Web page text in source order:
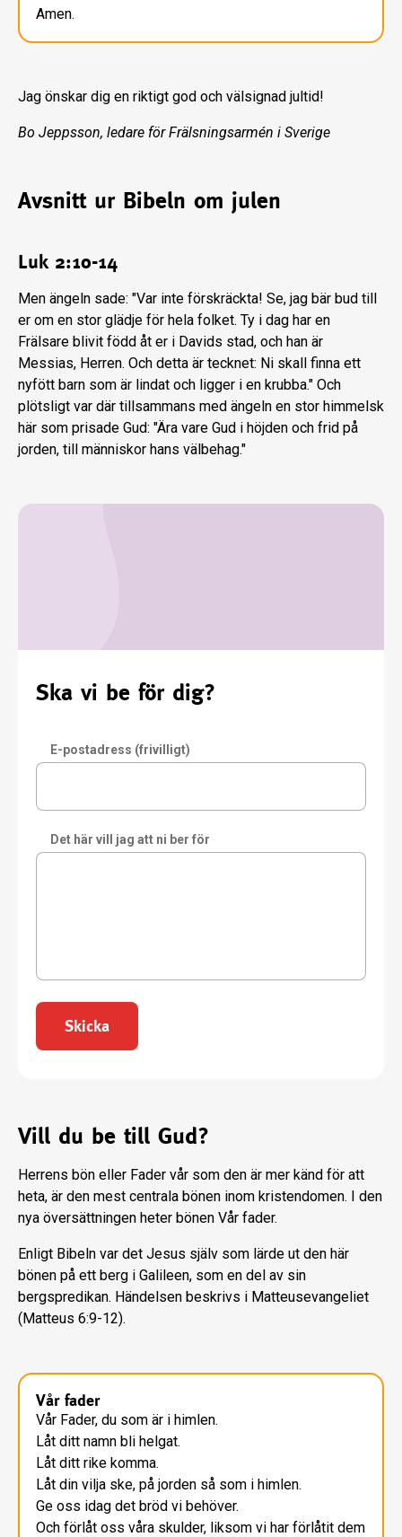
Amen.
Jag önskar dig en riktigt god och välsignad jultid!
Bo Jeppsson, ledare för Frälsningsarmén i Sverige
Avsnitt ur Bibeln om julen
Luk 2:10-14
Men ängeln sade: "Var inte förskräckta! Se, jag bär bud till
er om en stor glädje för hela folket. Ty i dag har en
Frälsare blivit född åt er i Davids stad, och han är
Messias, Herren. Och detta är tecknet: Ni skall finna ett
nyfött barn som är lindat och ligger i en krubba." Och
plötsligt var där tillsammans med ängeln en stor himmelsk
här som prisade Gud: "Ära vare Gud i höjden och frid på
jorden, till människor hans välbehag."
Ska vi be för dig?
E-postadress (frivilligt)
Det här vill jag att ni ber för
Skicka
Vill du be till Gud?
Herrens bön eller Fader vår som den är mer känd för att
heta, är den mest centrala bönen inom kristendomen. I den
nya översättningen heter bönen Vår fader.
Enligt Bibeln var det Jesus själv som lärde ut den här
bönen på ett berg i Galileen, som en del av sin
bergspredikan. Händelsen beskrivs i Matteusevangeliet
(Matteus 6:9-12).
Vår fader
Vår Fader, du som är i himlen.
Låt ditt namn bli helgat.
Låt ditt rike komma.
Låt din vilja ske, på jorden så som i himlen.
Ge oss idag det bröd vi behöver.
Och förlåt oss våra skulder, liksom vi har förlåtit dem